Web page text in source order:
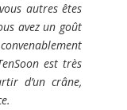
autres êtes
avez un goût
est très
d’un crâne,